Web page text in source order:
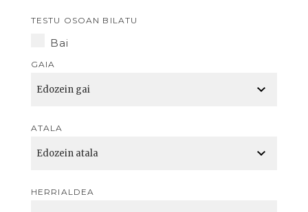
TESTU OSOAN BILATU
Bai
GAIA
ATALA
HERRIALDEA